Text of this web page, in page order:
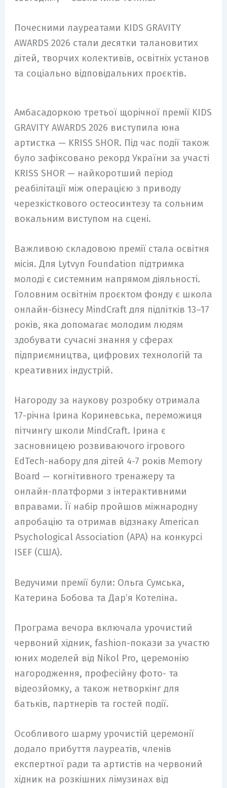
Почесними лауреатами KIDS GRAVITY
AWARDS 2026 стали десятки талановитих
дітей, творчих колективів, освітніх установ
та соціально відповідальних проєктів.
Амбасадоркою третьої щорічної премії KIDS
GRAVITY AWARDS 2026 виступила юна
артистка — KRISS SHOR. Під час події також
було зафіксовано рекорд України за участі
KRISS SHOR — найкоротший період
реабілітації між операцією з приводу
черезкісткового остеосинтезу та сольним
вокальним виступом на сцені.
Важливою складовою премії стала освітня
місія. Для Lytvyn Foundation підтримка
молоді є системним напрямом діяльності.
Головним освітнім проєктом фонду є школа
онлайн-бізнесу MindCraft для підлітків 13–17
років, яка допомагає молодим людям
здобувати сучасні знання у сферах
підприємництва, цифрових технологій та
креативних індустрій.
Нагороду за наукову розробку отримала
17-річна Ірина Кориневська, переможиця
пітчингу школи MindCraft. Ірина є
засновницею розвиваючого ігрового
EdTech-набору для дітей 4-7 років Memory
Board — когнітивного тренажеру та
онлайн-платформи з інтерактивними
вправами. Її набір пройшов міжнародну
апробацію та отримав відзнаку American
Psychological Association (APA) на конкурсі
ISEF (США).
Ведучими премії були: Ольга Сумська,
Катерина Бобова та Дар’я Котеліна.
Програма вечора включала урочистий
червоний хідник, fashion-покази за участю
юних моделей від Nikol Pro, церемонію
нагородження, професійну фото- та
відеозйомку, а також нетворкінг для
батьків, партнерів та гостей події.
Особливого шарму урочистій церемонії
додало прибуття лауреатів, членів
експертної ради та артистів на червоний
хідник на розкішних лімузинах від